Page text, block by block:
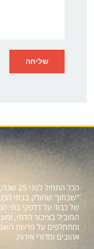
הכל
"שבתון" שחולק בבתי
של כבוד על דלפקי בתי
המוביל בציבור הדתי,
ומתחלפים על פרשת
אהובים ומדורי אירוח.